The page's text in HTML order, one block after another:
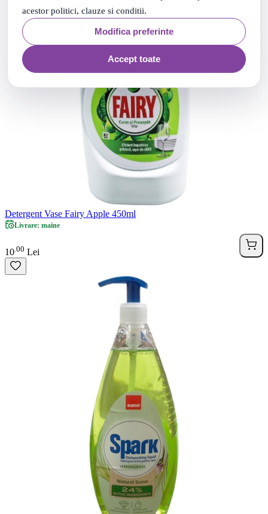
acestor politici, clauze si conditii.
Modifica preferinte
Accept toate
Detergent Vase Fairy Apple 450ml
Livrare: maine
10 00 Lei